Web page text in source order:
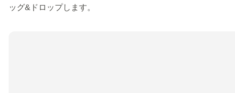
ッグ&ドロップします。